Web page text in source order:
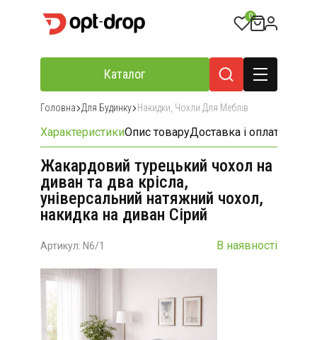
0
Каталог
Головна Для Будинку Накидки, Чохли Для Меблів
ХарактеристикиОпис товаруДоставка і оплата
Жакардовий турецький чохол на
диван та два крісла,
універсальний натяжний чохол,
накидка на диван Сірий
Артикул: N6/1 В наявності